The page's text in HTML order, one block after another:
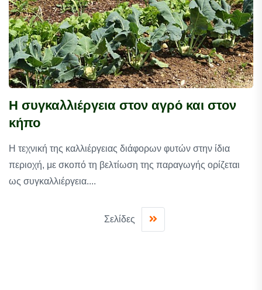
Η συγκαλλιέργεια στον αγρό και στον
κήπο
Η τεχνική της καλλιέργειας διάφορων φυτών στην ίδια
περιοχή, με σκοπό τη βελτίωση της παραγωγής ορίζεται
ως συγκαλλιέργεια....
Σελίδες